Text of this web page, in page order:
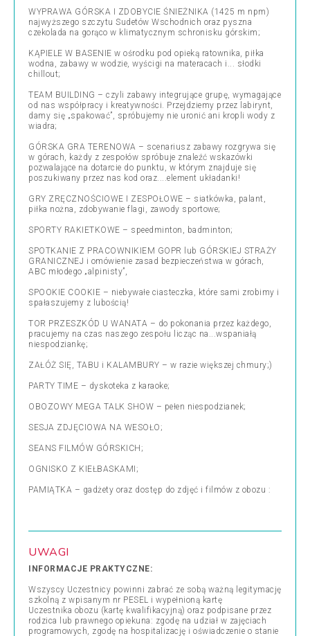
WYPRAWA GÓRSKA I ZDOBYCIE ŚNIEŻNIKA (1425 m npm)
najwyższego szczytu Sudetów Wschodnich oraz pyszna
czekolada na gorąco w klimatycznym schronisku górskim;
KĄPIELE W BASENIE w ośrodku pod opieką ratownika, piłka
wodna, zabawy w wodzie, wyścigi na materacach i... słodki
chillout;
TEAM BUILDING – czyli zabawy integrujące grupę, wymagające
od nas współpracy i kreatywności. Przejdziemy przez labirynt,
damy się „spakować”, spróbujemy nie uronić ani kropli wody z
wiadra;
GÓRSKA GRA TERENOWA – scenariusz zabawy rozgrywa się
w górach, każdy z zespołów spróbuje znaleźć wskazówki
pozwalające na dotarcie do punktu, w którym znajduje się
poszukiwany przez nas kod oraz....element układanki!
GRY ZRĘCZNOŚCIOWE I ZESPOŁOWE – siatkówka, palant,
piłka nożna, zdobywanie flagi, zawody sportowe;
SPORTY RAKIETKOWE – speedminton, badminton;
SPOTKANIE Z PRACOWNIKIEM GOPR lub GÓRSKIEJ STRAŻY
GRANICZNEJ i omówienie zasad bezpieczeństwa w górach,
ABC młodego „alpinisty”,
SPOOKIE COOKIE – niebywałe ciasteczka, które sami zrobimy i
spałaszujemy z lubością!
TOR PRZESZKÓD U WANATA – do pokonania przez każdego,
pracujemy na czas naszego zespołu licząc na...wspaniałą
niespodziankę;
ZAŁÓŻ SIĘ, TABU i KALAMBURY – w razie większej chmury;)
PARTY TIME – dyskoteka z karaoke;
OBOZOWY MEGA TALK SHOW – pełen niespodzianek;
SESJA ZDJĘCIOWA NA WESOŁO;
SEANS FILMÓW GÓRSKICH;
OGNISKO Z KIEŁBASKAMI;
PAMIĄTKA – gadżety oraz dostęp do zdjęć i filmów z obozu :
UWAGI
INFORMACJE PRAKTYCZNE:
Wszyscy Uczestnicy powinni zabrać ze sobą ważną legitymację
szkolną z wpisanym nr PESEL i wypełnioną kartę
Uczestnika obozu (kartę kwalifikacyjną) oraz podpisane przez
rodzica lub prawnego opiekuna: zgodę na udział w zajęciach
programowych, zgodę na hospitalizację i oświadczenie o stanie